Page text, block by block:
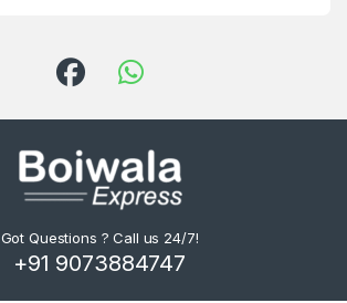
Got Questions ? Call us 24/7!
+91 9073884747